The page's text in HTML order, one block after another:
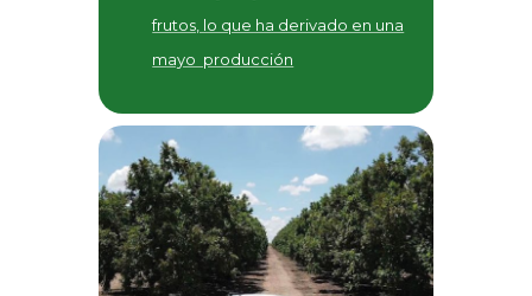
frutos, lo que ha derivado en una
mayo producción